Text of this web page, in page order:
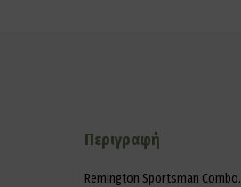
Περιγραφή
Remington Sportsman Combo.